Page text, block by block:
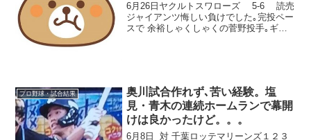
6月26日ヤクルトスワローズ 5-6 読売
ジャイアンツ悔しい負けでした｡完投ペー
スで 余裕しゃくしゃくの菅野投手｡ギア
プロ野球・試合結果
奥川試合作れず､苦い経験。塩
見・青木の連続ホームランで幕開
けは良かったけど。。。
6月8日 対 千葉ロッテマリーンズ１２３